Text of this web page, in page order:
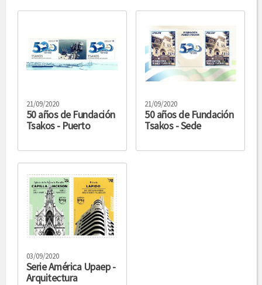
21/09/2020
50 años de Fundación
Tsakos - Puerto
21/09/2020
50 años de Fundación
Tsakos - Sede
03/09/2020
Serie América Upaep -
Arquitectura